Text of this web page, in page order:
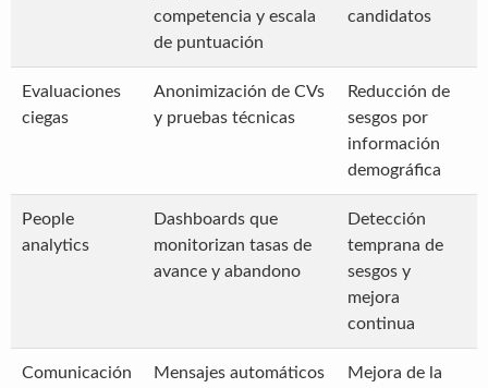
competencia y escala
de puntuación
candidatos
Evaluaciones
ciegas
Anonimización de CVs
y pruebas técnicas
Reducción de
sesgos por
información
demográfica
People
analytics
Dashboards que
monitorizan tasas de
avance y abandono
Detección
temprana de
sesgos y
mejora
continua
Comunicación
Mensajes automáticos
Mejora de la